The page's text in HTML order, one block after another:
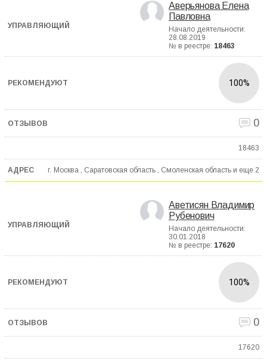
Аверьянова Елена
Павловна
Начало деятельности:
28.08.2019
№ в реестре: 18463
100%
0
18463
г. Москва , Саратовская область , Смоленская область и еще 2
Аветисян Владимир
Рубенович
Начало деятельности:
30.01.2018
№ в реестре: 17620
100%
0
17620